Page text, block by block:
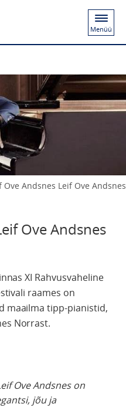
Menüü
Ove Andsnes Leif Ove Andsnes
Ove Andsnes
XI Rahvusvaheline
raames on
maailma tipp-pianistid,
Norrast.
Ove Andsnes on
jõu ja